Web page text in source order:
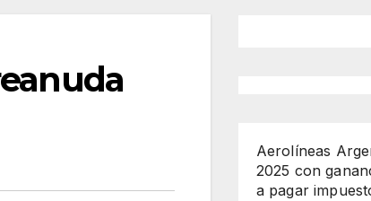
Aerolíneas
2025 con
a pagar